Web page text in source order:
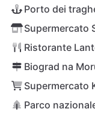
Porto dei
Supermercato
Ristorante
Biograd na
Supermercato
Parco